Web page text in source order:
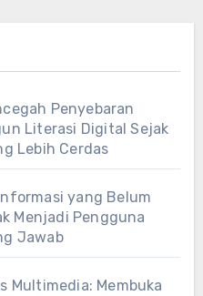
Penyebaran
Literasi Digital Sejak
Lebih Cerdas
yang Belum
Menjadi Pengguna
Jawab
Multimedia: Membuka